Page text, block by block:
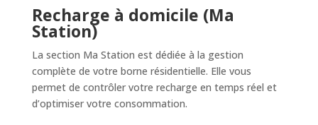
Recharge à domicile (Ma
Station)
La section Ma Station est dédiée à la gestion
complète de votre borne résidentielle. Elle vous
permet de contrôler votre recharge en temps réel et
d’optimiser votre consommation.